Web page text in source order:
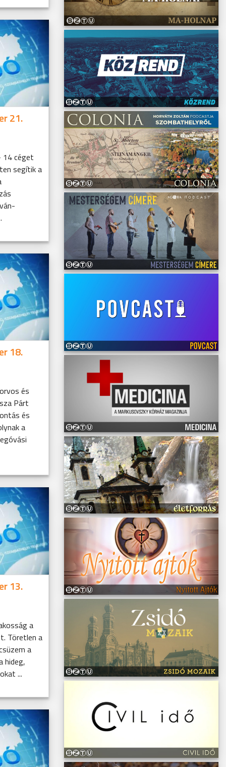
21.
céget
segítik a
18.
és
Párt
és
a
13.
a
Töretlen a
a
hideg,
...